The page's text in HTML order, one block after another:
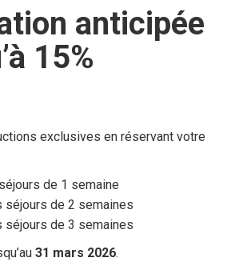
anticipée
15%
exclusives en réservant votre
de 1 semaine
séjours de 2 semaines
séjours de 3 semaines
31 mars 2026.